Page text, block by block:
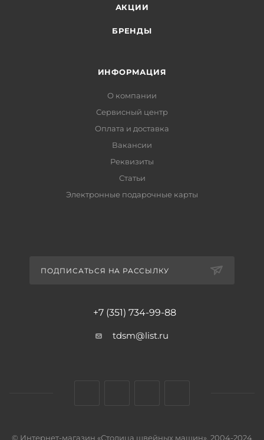
АКЦИИ
БРЕНДЫ
ИНФОРМАЦИЯ
О компании
Сервисный центр
Оплата и доставка
Вакансии
Реквизиты
Статьи
Электронные подарочные карты
ПОДПИСАТЬСЯ НА РАССЫЛКУ
+7 (351) 734-99-88
tdsm@list.ru
© Интернет-магазин «Столица швейных машин», 2004-2024